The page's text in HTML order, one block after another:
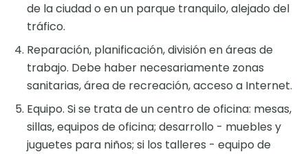
de la ciudad o en un parque tranquilo, alejado del
tráfico.
Reparación, planificación, división en áreas de
trabajo. Debe haber necesariamente zonas
sanitarias, área de recreación, acceso a Internet.
Equipo. Si se trata de un centro de oficina: mesas,
sillas, equipos de oficina; desarrollo - muebles y
juguetes para niños; si los talleres - equipo de